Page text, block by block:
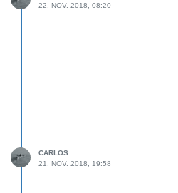
22. NOV. 2018, 08:20
CARLOS
21. NOV. 2018, 19:58